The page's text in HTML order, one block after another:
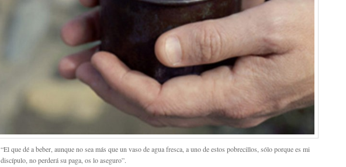
“El que dé a beber, aunque no sea más que un vaso de agua fresca, a uno de estos pobrecillos, sólo porque es mi
discípulo, no perderá su paga, os lo aseguro”.